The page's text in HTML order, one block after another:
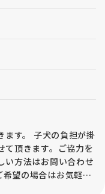
ます。 子犬の負担が掛
て頂きます。ご協力を
い方法はお問い合わせ
望の場合はお気軽に